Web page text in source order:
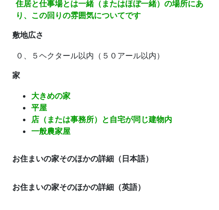
住居と仕事場とは一緒（またはほぼ一緒）の場所にあ
り、この回りの雰囲気についてです
敷地広さ
０、５ヘクタール以内（５０アール以内）
家
大きめの家
平屋
店（または事務所）と自宅が同じ建物内
一般農家屋
お住まいの家そのほかの詳細（日本語）
お住まいの家そのほかの詳細（英語）